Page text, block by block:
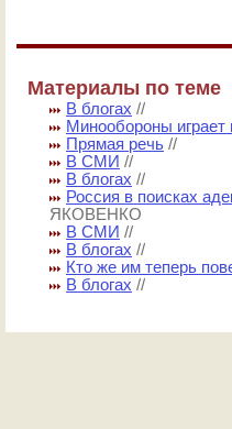
Материалы по теме
В блогах //
Минообороны играет
Прямая речь //
В СМИ //
В блогах //
Россия в поисках
ЯКОВЕНКО
В СМИ //
В блогах //
Кто же им теперь
В блогах //